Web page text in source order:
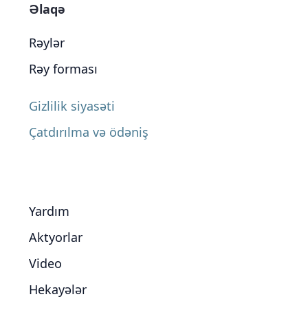
Əlaqə
Rəylər
Rəy forması
Gizlilik siyasəti
Çatdırılma və ödəniş
Yardım
Aktyorlar
Video
Hekayələr